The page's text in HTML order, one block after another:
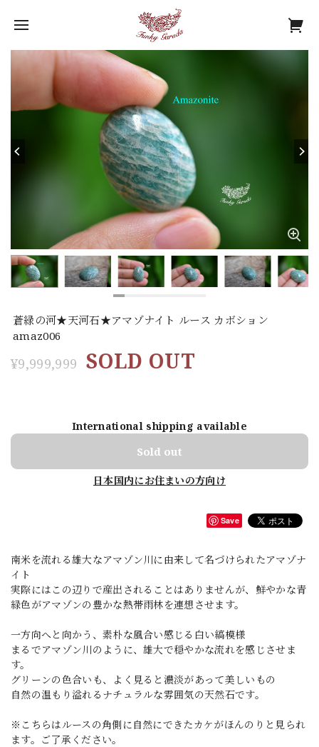
蒼緑の河★天河石★アマゾナイト ルース カボション
amaz006
¥9,999,999 SOLD OUT
International shipping available
Sold out
日本国内にお住まいの方向け
Save
南米を流れる雄大なアマゾン川に由来して名づけられたアマゾナ
イト
実際にはこの辺りで産出されることはありませんが、鮮やかな青
緑色がアマゾンの豊かな熱帯雨林を連想させます。
一方向へと向かう、素朴な風合い感じる白い縞模様
まるでアマゾン川のように、雄大で穏やかな流れを感じさせま
す。
グリーンの色合いも、よく見ると濃淡があって美しいもの
自然の温もり溢れるナチュラルな雰囲気の天然石です。
※こちらはルースの角側に自然にできたカケがほんのりと見られ
ます。ご了承ください。